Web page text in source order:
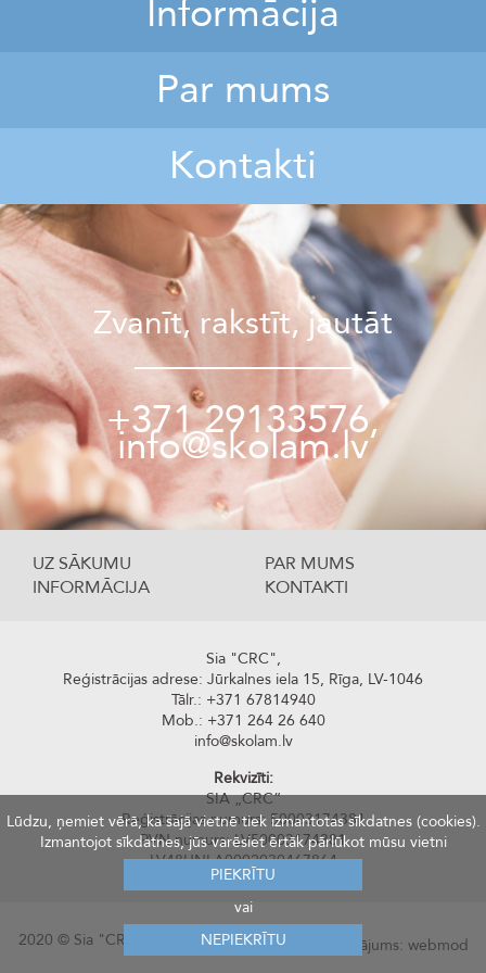
Informācija
Par mums
Kontakti
Zvanīt, rakstīt, jautāt
+371 29133576,
info@skolam.lv
UZ SĀKUMU
PAR MUMS
INFORMĀCIJA
KONTAKTI
Sia "CRC",
Reģistrācijas adrese: Jūrkalnes iela 15, Rīga, LV-1046
Tālr.: +371 67814940
Mob.: +371 264 26 640
info@skolam.lv
Rekvizīti:
SIA „CRC“
Reģistrācijas numurs: 50003174381
PVN numurs: LV50003174381
LV48UNLA0002030467864
AS SEB Banka
2020 © Sia "CRC". Visas tiesības aizsargātas. Risinājums: webmod
Lūdzu, ņemiet vērā, ka šajā vietnē tiek izmantotas sīkdatnes (cookies).
Izmantojot sīkdatnes, jūs varēsiet ērtāk pārlūkot mūsu vietni
PIEKRĪTU
vai
NEPIEKRĪTU